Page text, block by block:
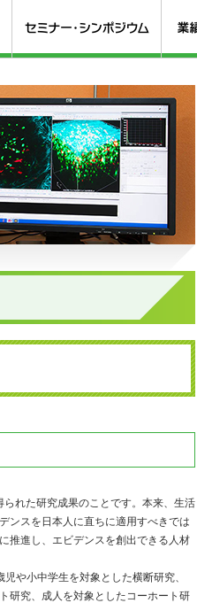
れた研究成果のことです。本来、生活
ンスを日本人に直ちに適用すべきでは
推進し、エビデンスを創出できる人材
や小中学生を対象とした横断研究、
研究、成人を対象としたコーホート研